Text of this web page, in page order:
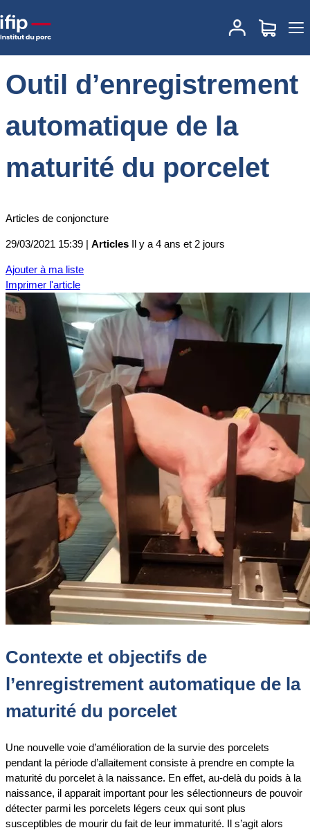
Accueil
Outil d’enregistrement automatique de la
maturité du porcelet
Outil d’enregistrement
automatique de la
maturité du porcelet
Articles de conjoncture
29/03/2021 15:39 | Articles Il y a 4 ans et 2 jours
Ajouter à ma liste
Imprimer l'article
Contexte et objectifs de
l’enregistrement automatique de la
maturité du porcelet
Une nouvelle voie d’amélioration de la survie des porcelets
pendant la période d’allaitement consiste à prendre en compte la
maturité du porcelet à la naissance. En effet, au-delà du poids à la
naissance, il apparait important pour les sélectionneurs de pouvoir
détecter parmi les porcelets légers ceux qui sont plus
susceptibles de mourir du fait de leur immaturité. Il s’agit alors